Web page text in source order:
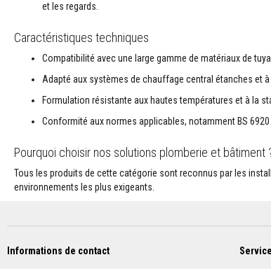
calorifugeage
Tissus
et les regards.
Caractéristiques techniques
Compatibilité avec une large gamme de matériaux de
Adapté aux systèmes de chauffage central étanches et
Formulation résistante aux hautes températures et à la
Conformité aux normes applicables, notamment BS 6920
Pourquoi choisir nos solutions plomberie et bâtiment
Tous les produits de cette catégorie sont reconnus par les
environnements les plus exigeants.
Informations de contact